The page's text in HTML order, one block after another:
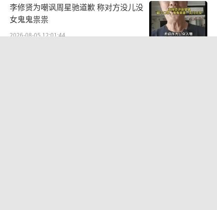
李修贤为嘲讽周星驰道歉 称对方没儿没
女鬼鬼祟祟
2026-08-05 12:01:44